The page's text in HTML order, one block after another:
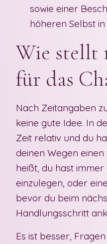
sowie einer
höheren Selbst
Wie stellt
für das
Nach Zeitangaben
keine gute Idee. In
Zeit relativ und du
deinen Wegen
heißt, du hast immer
einzulegen, oder
bevor du beim
Handlungsschritt
Es ist besser,